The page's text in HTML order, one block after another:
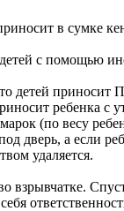
в сумке
с помощью
детей
ребенка с
(по весу
дверь, а если
удаляется.
взрывчатке.